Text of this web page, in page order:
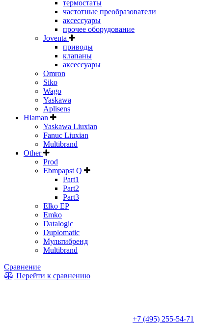
термостаты
частотные преобразователи
аксессуары
прочее оборудование
Joventa
приводы
клапаны
аксессуары
Omron
Siko
Wago
Yaskawa
Aplisens
Hiaman
Yaskawa Liuxian
Fanuc Liuxian
Multibrand
Other
Prod
Ebmpapst Q
Part1
Part2
Part3
Elko EP
Emko
Datalogic
Duplomatic
Мультибренд
Multibrand
Сравнение
Перейти к сравнению
+7 (495) 255-54-71